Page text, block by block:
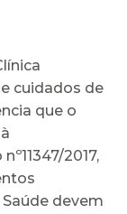
cuidados de
que o
2017,
devem